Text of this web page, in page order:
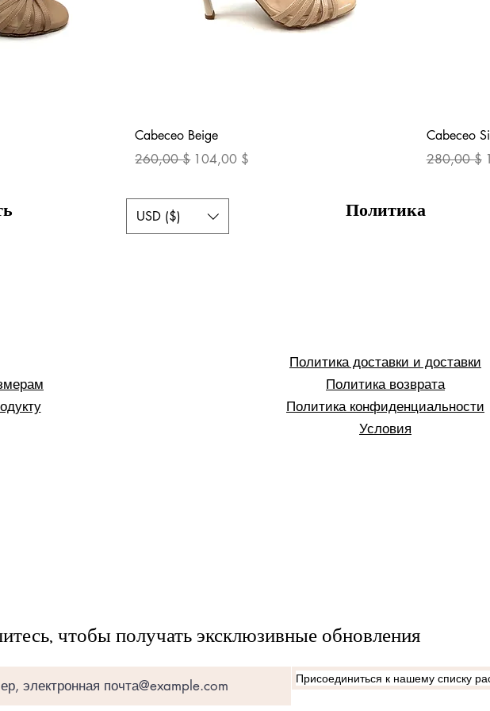
Cabeceo Beige
Обычная цена
260,00 $ Цена со скидкой
104,00 $
Cabeceo
Обычная
280,00 $
USD ($) Политика
Политика доставки и доставки
Политика возврата
Политика конфиденциальности
Условия
чтобы получать эксклюзивные обновления
Присоединиться к нашему списку